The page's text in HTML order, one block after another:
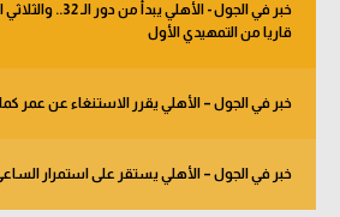
خبر في الجول - الأهلي
قاريا من التمهيدي الأول
خبر في الجول – الأهلي يقرر الاستنغاء عن عمر
خبر في الجول – الأهلي يستقر على استمرار